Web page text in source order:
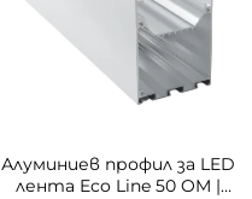
Алуминиев профил за LED
лента Eco Line 50 OM |